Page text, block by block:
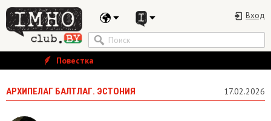
Вход
Повестка
АРХИПЕЛАГ БАЛТЛАГ. ЭСТОНИЯ 17.02.2026